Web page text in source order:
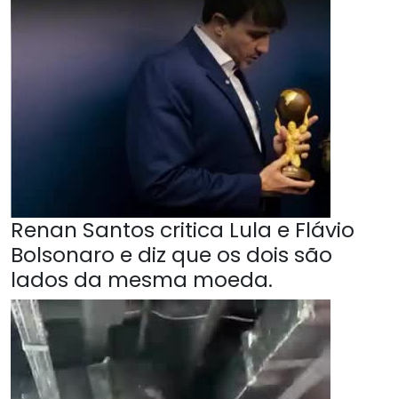
Renan Santos critica Lula e Flávio
Bolsonaro e diz que os dois são
lados da mesma moeda.